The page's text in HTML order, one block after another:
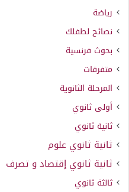
رياضة
نصائح لطفلك
بحوث فرنسية
متفرقات
المرحلة الثانوية
أولى ثانوي
ثانية ثانوي
ثانية ثانوي علوم
ثانية ثانوي إقتصاد و تصرف
ثالثة ثانوي